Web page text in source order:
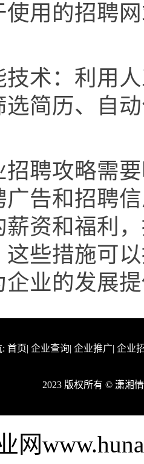
使用的招聘
技术：利用
选简历、自
招聘攻略需
广告和招聘
薪资和福利
这些措施可
企业的发展
: 首页| 企业查询| 企业推广| 企业
2023 版权所有 © 潇湘
网